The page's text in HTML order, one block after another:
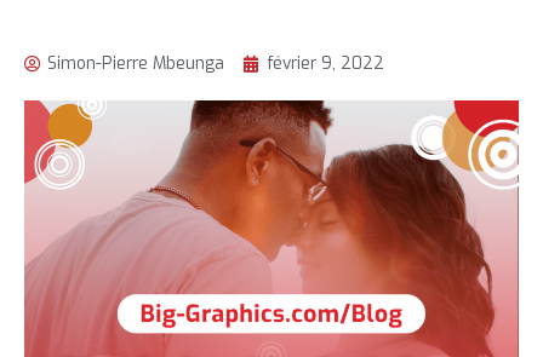
Simon-Pierre Mbeunga février 9, 2022